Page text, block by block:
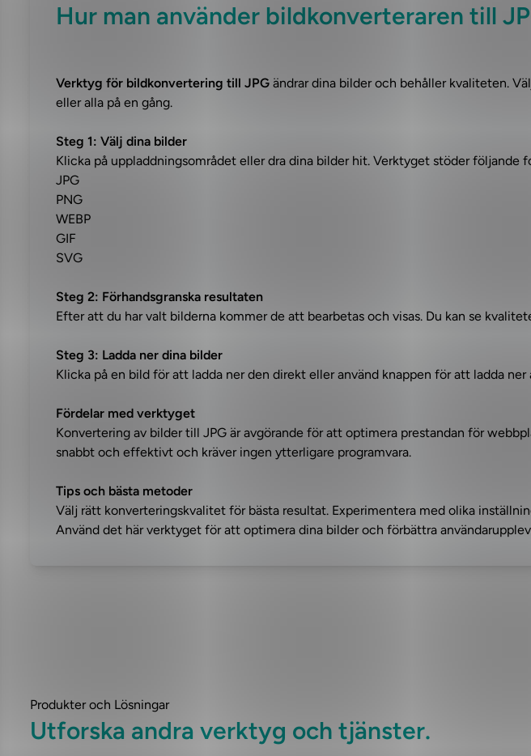
Hur man använder bildkonverteraren till
Verktyg för bildkonvertering till JPG ändrar dina bilder och behåller kvaliteten.
eller alla på en gång.
Steg 1: Välj dina bilder
Klicka på uppladdningsområdet eller dra dina bilder hit. Verktyget stöder följande
JPG
PNG
WEBP
GIF
SVG
Steg 2: Förhandsgranska resultaten
Efter att du har valt bilderna kommer de att bearbetas och visas. Du kan se
Steg 3: Ladda ner dina bilder
Klicka på en bild för att ladda ner den direkt eller använd knappen för att ladda ner
Fördelar med verktyget
Konvertering av bilder till JPG är avgörande för att optimera prestandan för
snabbt och effektivt och kräver ingen ytterligare programvara.
Tips och bästa metoder
Välj rätt konverteringskvalitet för bästa resultat. Experimentera med olika
Använd det här verktyget för att optimera dina bilder och förbättra
Produkter och Lösningar
Utforska andra verktyg och tjänster.